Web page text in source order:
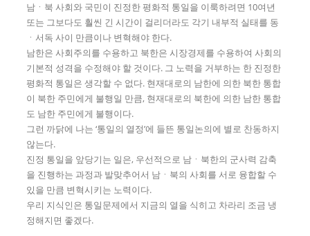
남ㆍ북 사회와 국민이 진정한 평화적 통일을 이룩하려면 10여년
또는 그보다도 훨씬 긴 시간이 걸리더라도 각기 내부적 실태를 동
ㆍ서독 사이 만큼이나 변혁해야 한다.
남한은 사회주의를 수용하고 북한은 시장경제를 수용하여 사회의
기본적 성격을 수정해야 할 것이다. 그 노력을 거부하는 한 진정한
평화적 통일은 생각할 수 없다. 현재대로의 남한에 의한 북한 통합
이 북한 주민에게 불행일 만큼, 현재대로의 북한에 의한 남한 통합
도 남한 주민에게 불행이다.
그런 까닭에 나는 ‘통일의 열정’에 들뜬 통일논의에 별로 찬동하지
않는다.
진정 통일을 앞당기는 일은, 우선적으로 남ㆍ북한의 군사력 감축
을 진행하는 과정과 발맞추어서 남ㆍ북의 사회를 서로 융합할 수
있을 만큼 변혁시키는 노력이다.
우리 지식인은 통일문제에서 지금의 열을 식히고 차라리 조금 냉
정해지면 좋겠다.